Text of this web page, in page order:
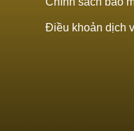
Điều khoản dịch